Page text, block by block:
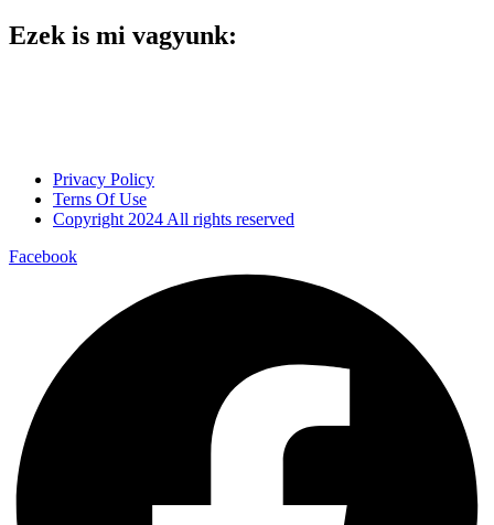
Ezek is mi vagyunk:
Privacy Policy
Terns Of Use
Copyright 2024 All rights reserved
Facebook